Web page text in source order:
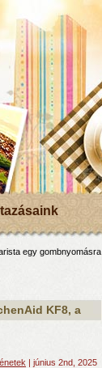
egy gombnyomásra
KF8, a
| június 2nd, 2025